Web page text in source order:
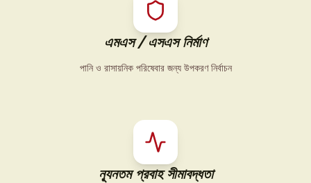
এমএস / এসএস নির্মাণ
পানি ও রাসায়নিক পরিষেবার জন্য উপকরণ নির্বাচন
ন্যূনতম প্রবাহ সীমাবদ্ধতা